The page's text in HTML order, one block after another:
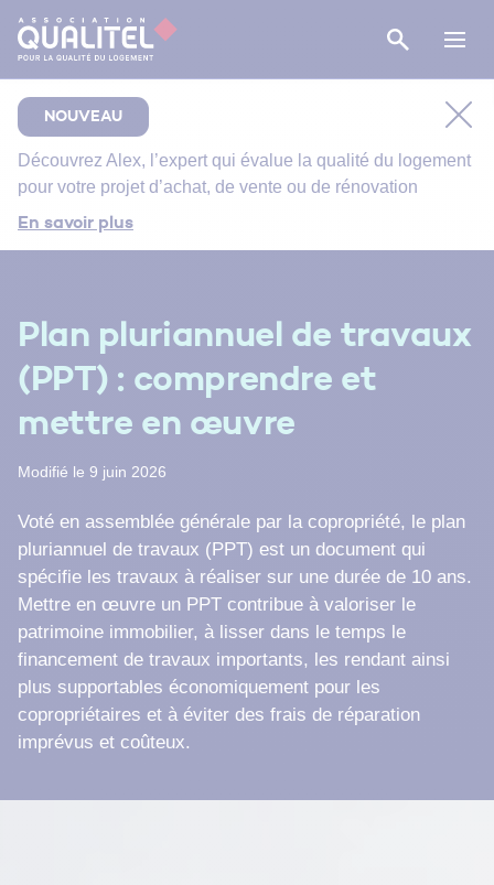
Comment bien suivre le chantier de rénovation de
votre salle de bain ?
retrouver ?
NOUVEAU
Découvrez Alex, l’expert qui évalue la qualité du logement
pour votre projet d’achat, de vente ou de rénovation
En savoir plus
Plan pluriannuel de travaux
(PPT) : comprendre et
mettre en œuvre
Modifié le 9 juin 2026
Voté en assemblée générale par la copropriété, le plan
pluriannuel de travaux (PPT) est un document qui
spécifie les travaux à réaliser sur une durée de 10 ans.
Mettre en œuvre un PPT contribue à valoriser le
patrimoine immobilier, à lisser dans le temps le
financement de travaux importants, les rendant ainsi
plus supportables économiquement pour les
copropriétaires et à éviter des frais de réparation
imprévus et coûteux.